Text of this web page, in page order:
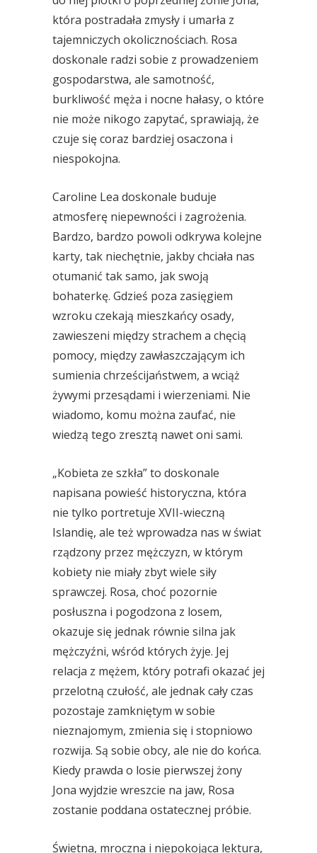
która postradała zmysły i umarła z
tajemniczych okolicznościach. Rosa
doskonale radzi sobie z prowadzeniem
gospodarstwa, ale samotność,
burkliwość męża i nocne hałasy, o które
nie może nikogo zapytać, sprawiają, że
czuje się coraz bardziej osaczona i
niespokojna.
Caroline Lea doskonale buduje
atmosferę niepewności i zagrożenia.
Bardzo, bardzo powoli odkrywa kolejne
karty, tak niechętnie, jakby chciała nas
otumanić tak samo, jak swoją
bohaterkę. Gdzieś poza zasięgiem
wzroku czekają mieszkańcy osady,
zawieszeni między strachem a chęcią
pomocy, między zawłaszczającym ich
sumienia chrześcijaństwem, a wciąż
żywymi przesądami i wierzeniami. Nie
wiadomo, komu można zaufać, nie
wiedzą tego zresztą nawet oni sami.
„Kobieta ze szkła” to doskonale
napisana powieść historyczna, która
nie tylko portretuje XVII-wieczną
Islandię, ale też wprowadza nas w świat
rządzony przez mężczyzn, w którym
kobiety nie miały zbyt wiele siły
sprawczej. Rosa, choć pozornie
posłuszna i pogodzona z losem,
okazuje się jednak równie silna jak
mężczyźni, wśród których żyje. Jej
relacja z mężem, który potrafi okazać jej
przelotną czułość, ale jednak cały czas
pozostaje zamkniętym w sobie
nieznajomym, zmienia się i stopniowo
rozwija. Są sobie obcy, ale nie do końca.
Kiedy prawda o losie pierwszej żony
Jona wyjdzie wreszcie na jaw, Rosa
zostanie poddana ostatecznej próbie.
Świetna, mroczna i niepokojąca lektura,